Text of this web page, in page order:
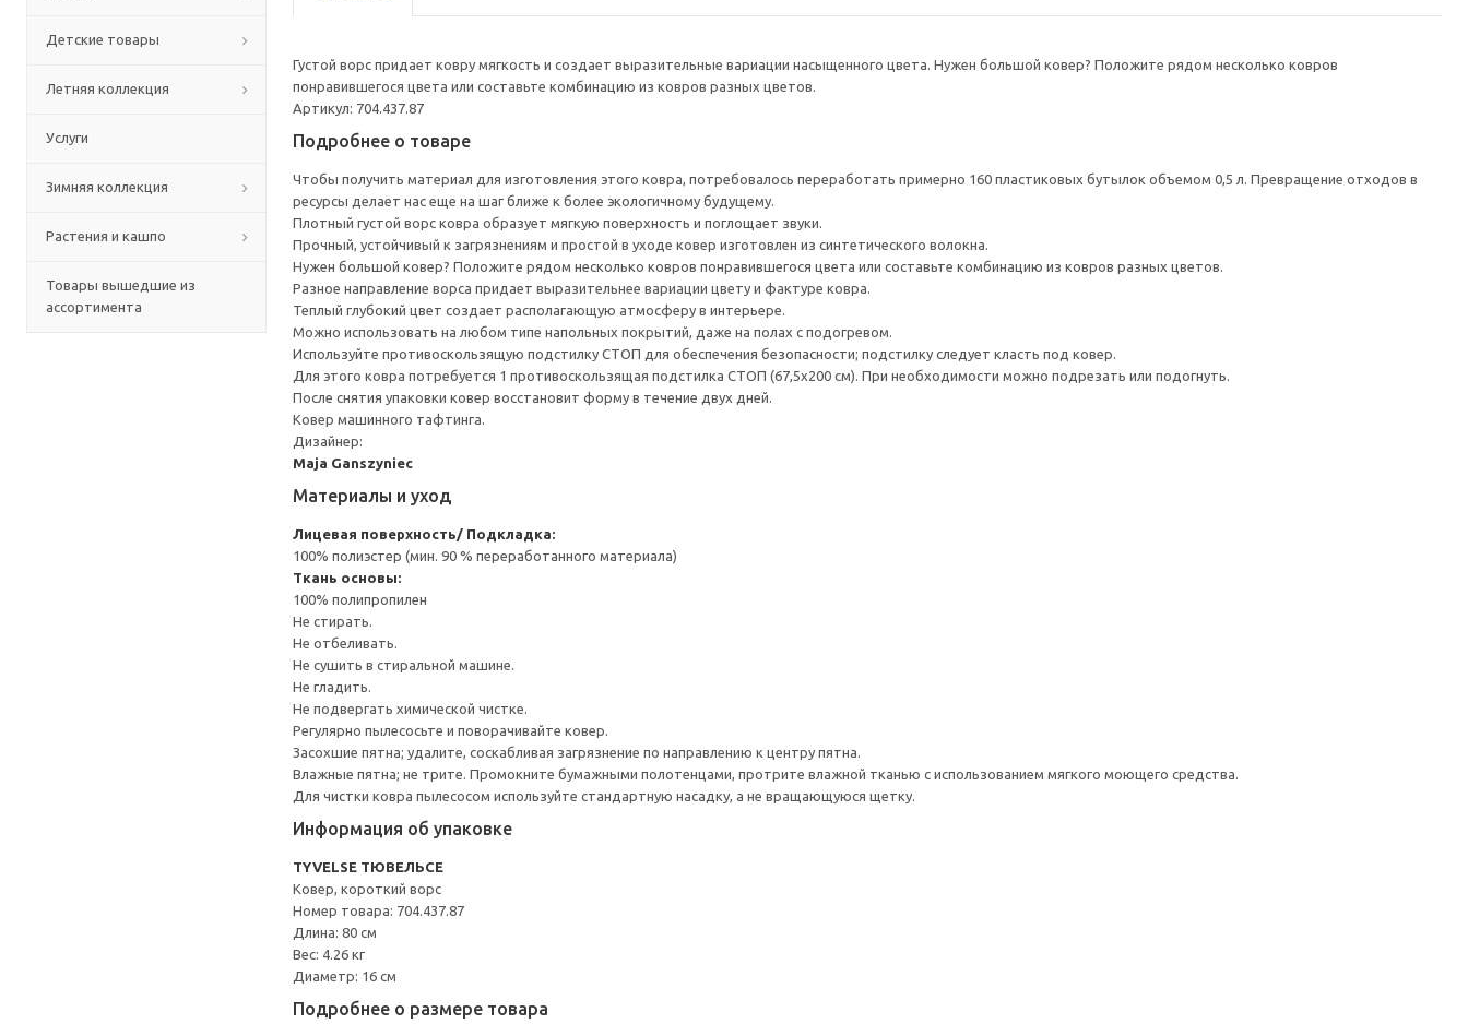
Детские товары
Летняя коллекция
Услуги
Зимняя коллекция
Растения и кашпо
Товары вышедшие из
ассортимента
Густой ворс придает ковру мягкость и создает выразительные вариации насыщенного цвета. Нужен большой ковер? Положите рядом несколько ковров
понравившегося цвета или составьте комбинацию из ковров разных цветов.
Артикул: 704.437.87
Подробнее о товаре
Чтобы получить материал для изготовления этого ковра, потребовалось переработать примерно 160 пластиковых бутылок объемом 0,5 л. Превращение отходов в
ресурсы делает нас еще на шаг ближе к более экологичному будущему.
Плотный густой ворс ковра образует мягкую поверхность и поглощает звуки.
Прочный, устойчивый к загрязнениям и простой в уходе ковер изготовлен из синтетического волокна.
Нужен большой ковер? Положите рядом несколько ковров понравившегося цвета или составьте комбинацию из ковров разных цветов.
Разное направление ворса придает выразительнее вариации цвету и фактуре ковра.
Теплый глубокий цвет создает располагающую атмосферу в интерьере.
Можно использовать на любом типе напольных покрытий, даже на полах с подогревом.
Используйте противоскользящую подстилку СТОП для обеспечения безопасности; подстилку следует класть под ковер.
Для этого ковра потребуется 1 противоскользящая подстилка СТОП (67,5x200 см). При необходимости можно подрезать или подогнуть.
После снятия упаковки ковер восстановит форму в течение двух дней.
Ковер машинного тафтинга.
Дизайнер:
Maja Ganszyniec
Материалы и уход
Лицевая поверхность/ Подкладка:
100% полиэстер (мин. 90 % переработанного материала)
Ткань основы:
100% полипропилен
Не стирать.
Не отбеливать.
Не сушить в стиральной машине.
Не гладить.
Не подвергать химической чистке.
Регулярно пылесосьте и поворачивайте ковер.
Засохшие пятна; удалите, соскабливая загрязнение по направлению к центру пятна.
Влажные пятна; не трите. Промокните бумажными полотенцами, протрите влажной тканью с использованием мягкого моющего средства.
Для чистки ковра пылесосом используйте стандартную насадку, а не вращающуюся щетку.
Информация об упаковке
TYVELSE ТЮВЕЛЬСЕ
Ковер, короткий ворс
Номер товара: 704.437.87
Длина: 80 см
Вес: 4.26 кг
Диаметр: 16 см
Подробнее о размере товара